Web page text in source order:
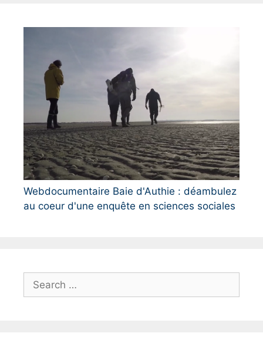
Webdocumentaire Baie d'Authie : déambulez
au coeur d'une enquête en sciences sociales
e